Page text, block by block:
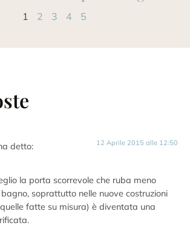
1 2 3 4 5
detto: 12 Aprile 2015 alle 12:50
la porta scorrevole che ruba meno
soprattutto nelle nuove costruzioni
fatte su misura) è diventata una